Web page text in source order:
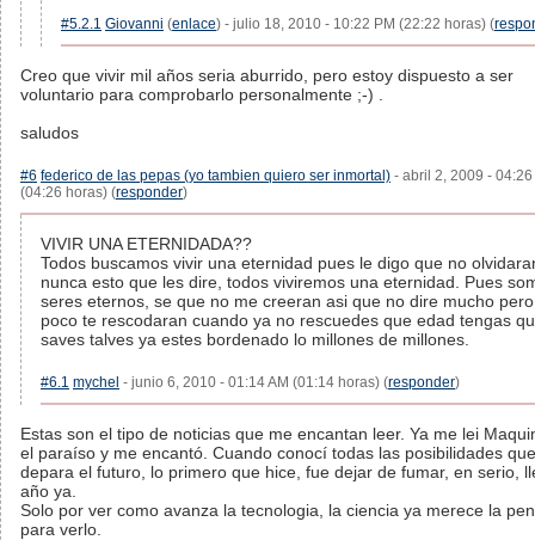
#5.2.1 Giovanni (enlace) - julio 18, 2010 - 10:22 PM (22:22 horas) (
Creo que vivir mil años seria aburrido, pero estoy dispuesto a ser
voluntario para comprobarlo personalmente ;-) .
saludos
#6 federico de las pepas (yo tambien quiero ser inmortal) - abril 2, 2009 - 04:26
(04:26 horas) (responder)
VIVIR UNA ETERNIDADA??
Todos buscamos vivir una eternidad pues le digo que no
nunca esto que les dire, todos viviremos una eternidad. Pues
seres eternos, se que no me creeran asi que no dire mucho
poco te rescodaran cuando ya no rescuedes que edad tengas
saves talves ya estes bordenado lo millones de millones.
#6.1 mychel - junio 6, 2010 - 01:14 AM (01:14 horas) (responder)
Estas son el tipo de noticias que me encantan leer. Ya me lei
el paraíso y me encantó. Cuando conocí todas las posibilidades
depara el futuro, lo primero que hice, fue dejar de fumar, en serio,
año ya.
Solo por ver como avanza la tecnologia, la ciencia ya merece la
para verlo.